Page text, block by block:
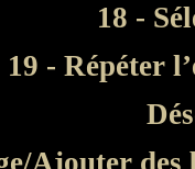
18 -
19 - Répéter
Ajouter